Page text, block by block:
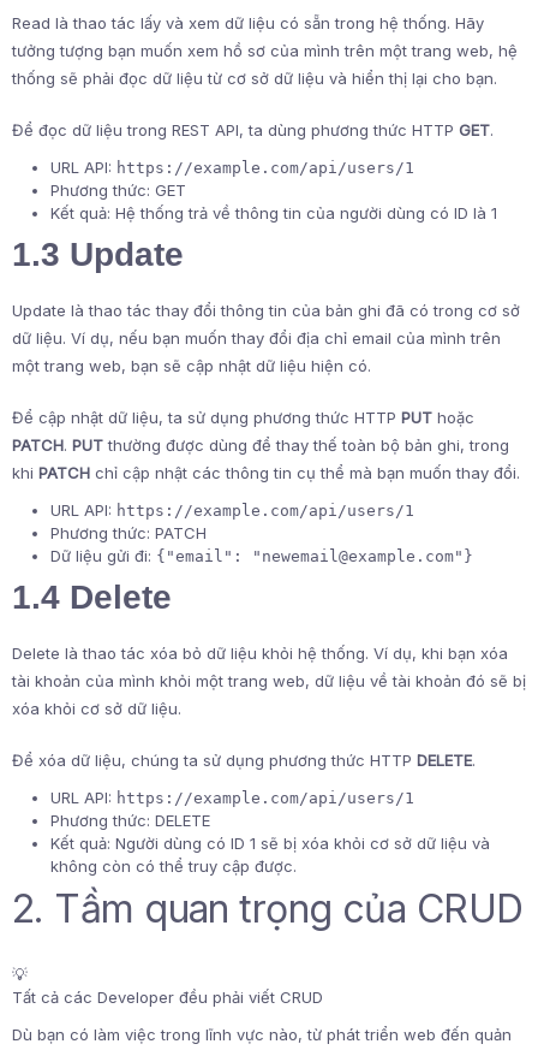
Read là thao tác lấy và xem dữ liệu có sẵn trong hệ thống. Hãy
tưởng tượng bạn muốn xem hồ sơ của mình trên một trang web, hệ
thống sẽ phải đọc dữ liệu từ cơ sở dữ liệu và hiển thị lại cho bạn.
Để đọc dữ liệu trong REST API, ta dùng phương thức HTTP GET.
URL API: https://example.com/api/users/1
Phương thức: GET
Kết quả: Hệ thống trả về thông tin của người dùng có ID là 1
1.3 Update
Update là thao tác thay đổi thông tin của bản ghi đã có trong cơ sở
dữ liệu. Ví dụ, nếu bạn muốn thay đổi địa chỉ email của mình trên
một trang web, bạn sẽ cập nhật dữ liệu hiện có.
Để cập nhật dữ liệu, ta sử dụng phương thức HTTP PUT hoặc
PATCH. PUTthường được dùng để thay thế toàn bộ bản ghi, trong
khi PATCH chỉ cập nhật các thông tin cụ thể mà bạn muốn thay đổi.
URL API: https://example.com/api/users/1
Phương thức: PATCH
Dữ liệu gửi đi: {"email": " newemail@example.com"}
1.4 Delete
Delete là thao tác xóa bỏ dữ liệu khỏi hệ thống. Ví dụ, khi bạn xóa
tài khoản của mình khỏi một trang web, dữ liệu về tài khoản đó sẽ bị
xóa khỏi cơ sở dữ liệu.
Để xóa dữ liệu, chúng ta sử dụng phương thức HTTP DELETE.
URL API: https://example.com/api/users/1
Phương thức: DELETE
Kết quả: Người dùng có ID 1 sẽ bị xóa khỏi cơ sở dữ liệu và
không còn có thể truy cập được.
2. Tầm quan trọng của CRUD
💡
Tất cả các Developer đều phải viết CRUD
Dù bạn có làm việc trong lĩnh vực nào, từ phát triển web đến quản